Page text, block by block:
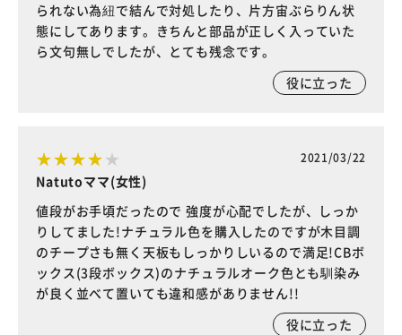
られない為紐で結んで対処したり、片方宙ぶらりん状
態にしてあります。きちんと部品が正しく入っていた
ら文句無しでしたが、とても残念です。
役に立った
2021/03/22
Natutoママ(女性)
値段がお手頃だったので 強度が心配でしたが、しっか
りしてました!ナチュラル色を購入したのですが木目調
のチープさも無く天板もしっかりしいるので満足!CBボ
ックス(3段ボックス)のナチュラルオーク色とも馴染み
が良く並べて置いても違和感がありません!!
役に立った